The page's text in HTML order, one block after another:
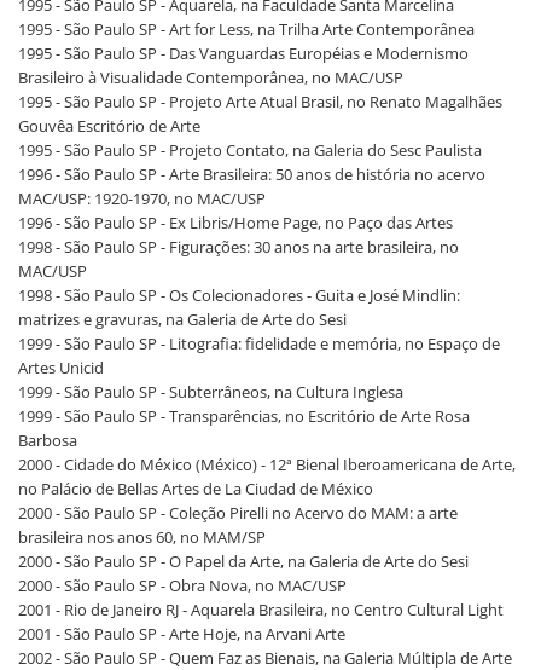
1995 - São Paulo SP - Aquarela, na Faculdade Santa Marcelina
1995 - São Paulo SP - Art for Less, na Trilha Arte Contemporânea
1995 - São Paulo SP - Das Vanguardas Européias e Modernismo
Brasileiro à Visualidade Contemporânea, no MAC/USP
1995 - São Paulo SP - Projeto Arte Atual Brasil, no Renato Magalhães
Gouvêa Escritório de Arte
1995 - São Paulo SP - Projeto Contato, na Galeria do Sesc Paulista
1996 - São Paulo SP - Arte Brasileira: 50 anos de história no acervo
MAC/USP: 1920-1970, no MAC/USP
1996 - São Paulo SP - Ex Libris/Home Page, no Paço das Artes
1998 - São Paulo SP - Figurações: 30 anos na arte brasileira, no
MAC/USP
1998 - São Paulo SP - Os Colecionadores - Guita e José Mindlin:
matrizes e gravuras, na Galeria de Arte do Sesi
1999 - São Paulo SP - Litografia: fidelidade e memória, no Espaço de
Artes Unicid
1999 - São Paulo SP - Subterrâneos, na Cultura Inglesa
1999 - São Paulo SP - Transparências, no Escritório de Arte Rosa
Barbosa
2000 - Cidade do México (México) - 12ª Bienal Iberoamericana de Arte,
no Palácio de Bellas Artes de La Ciudad de México
2000 - São Paulo SP - Coleção Pirelli no Acervo do MAM: a arte
brasileira nos anos 60, no MAM/SP
2000 - São Paulo SP - O Papel da Arte, na Galeria de Arte do Sesi
2000 - São Paulo SP - Obra Nova, no MAC/USP
2001 - Rio de Janeiro RJ - Aquarela Brasileira, no Centro Cultural Light
2001 - São Paulo SP - Arte Hoje, na Arvani Arte
2002 - São Paulo SP - Quem Faz as Bienais, na Galeria Múltipla de Arte